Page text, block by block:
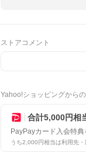
ストアコメント
Yahoo!ショッピングから
合計5,000円相
PayPayカード入会特典
うち2,000円相当は利用先